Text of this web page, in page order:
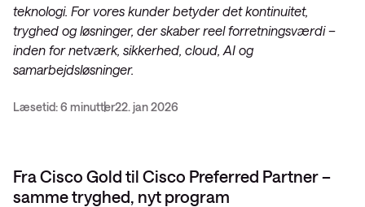
teknologi. For vores kunder betyder det kontinuitet,
tryghed og løsninger, der skaber reel forretningsværdi –
inden for netværk, sikkerhed, cloud, AI og
samarbejdsløsninger.
Læsetid: 6 minutter22. jan 2026
Fra Cisco Gold til Cisco Preferred Partner –
samme tryghed, nyt program